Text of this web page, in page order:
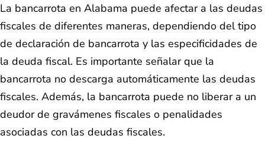
La bancarrota en Alabama puede afectar a las deudas
fiscales de diferentes maneras, dependiendo del tipo
de declaración de bancarrota y las especificidades de
la deuda fiscal. Es importante señalar que la
bancarrota no descarga automáticamente las deudas
fiscales. Además, la bancarrota puede no liberar a un
deudor de gravámenes fiscales o penalidades
asociadas con las deudas fiscales.